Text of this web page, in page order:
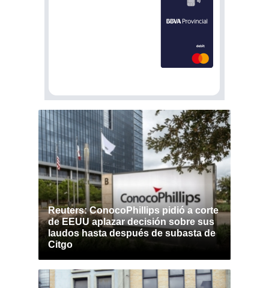
Reuters: ConocoPhillips pidió a corte
de EEUU aplazar decisión sobre sus
laudos hasta después de subasta de
Citgo